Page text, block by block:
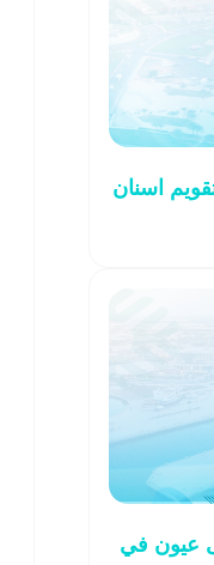
اسنان
عيون في